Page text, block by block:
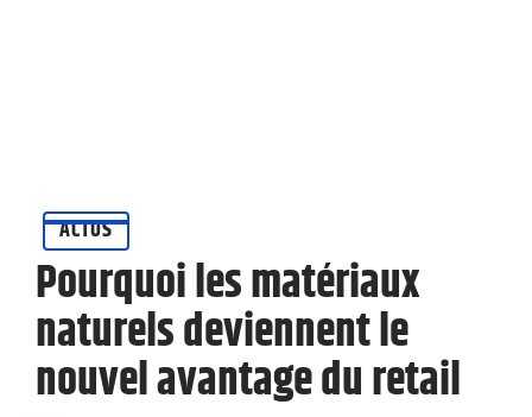
ACTUS
Pourquoi les matériaux
naturels deviennent le
nouvel avantage du retail